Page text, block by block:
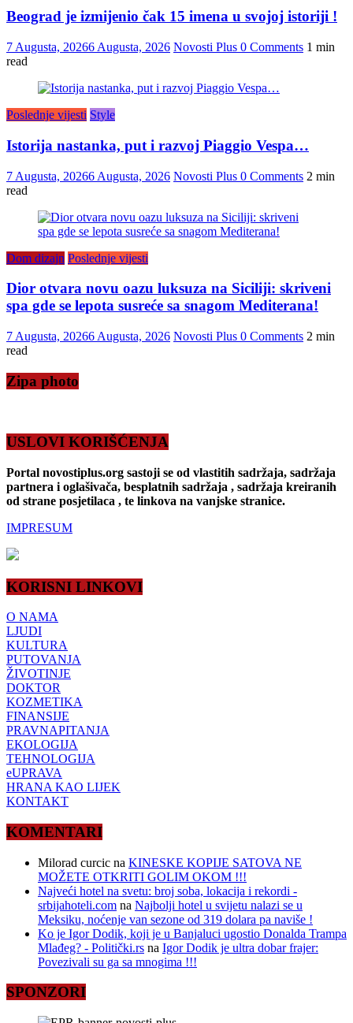
Beograd je izmijenio čak 15 imena u svojoj istoriji !
7 Augusta, 20266 Augusta, 2026 Novosti Plus 0 Comments 1 min
read
Poslednje vijesti Style
Istorija nastanka, put i razvoj Piaggio Vespa…
7 Augusta, 20266 Augusta, 2026 Novosti Plus 0 Comments 2 min
read
Dom dizajn Poslednje vijesti
Dior otvara novu oazu luksuza na Siciliji: skriveni
spa gde se lepota susreće sa snagom Mediterana!
7 Augusta, 20266 Augusta, 2026 Novosti Plus 0 Comments 2 min
read
Zipa photo
USLOVI KORIŠĆENJA
Portal novostiplus.org sastoji se od vlastitih sadržaja, sadržaja
partnera i oglašivača, besplatnih sadržaja , sadržaja kreiranih
od strane posjetilaca , te linkova na vanjske stranice.
IMPRESUM
KORISNI LINKOVI
O NAMA
LJUDI
KULTURA
PUTOVANJA
ŽIVOTINJE
DOKTOR
KOZMETIKA
FINANSIJE
PRAVNAPITANJA
EKOLOGIJA
TEHNOLOGIJA
eUPRAVA
HRANA KAO LIJEK
KONTAKT
KOMENTARI
Milorad curcic na KINESKE KOPIJE SATOVA NE
MOŽETE OTKRITI GOLIM OKOM !!!
Najveći hotel na svetu: broj soba, lokacija i rekordi -
srbijahoteli.com na Najbolji hotel u svijetu nalazi se u
Meksiku, noćenje van sezone od 319 dolara pa naviše !
Ko je Igor Dodik, koji je u Banjaluci ugostio Donalda Trampa
Mlađeg? - Politički.rs na Igor Dodik je ultra dobar frajer:
Povezivali su ga sa mnogima !!!
SPONZORI